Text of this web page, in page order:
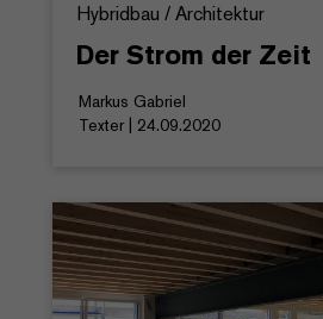
Hybridbau / Architektur
Der Strom der Zeit
Markus Gabriel
Texter | 24.09.2020